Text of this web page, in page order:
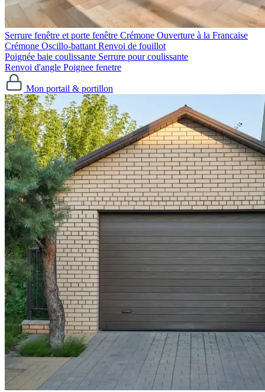
Serrure fenêtre et porte fenêtre
Crémone Ouverture à la Francaise
Crémone Oscillo-battant Renvoi de fouillot
Poignée baie coulissante Serrure pour coulissante
Renvoi d'angle Poignee fenetre
Mon portail & portillon